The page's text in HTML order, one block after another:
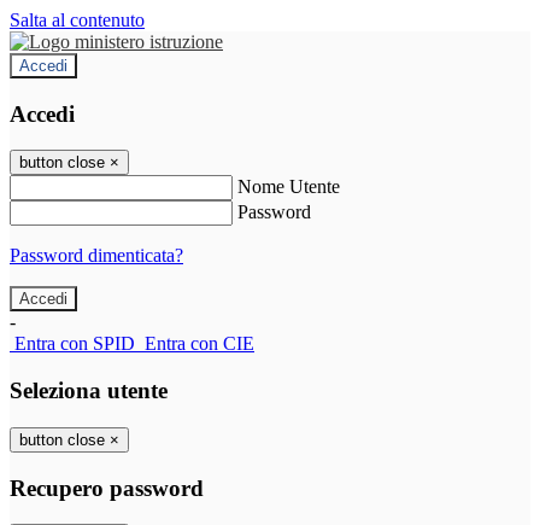
Salta al contenuto
Accedi
Accedi
button close ×
Nome Utente
Password
Password dimenticata?
-
Entra con SPID Entra con CIE
Seleziona utente
button close ×
Recupero password